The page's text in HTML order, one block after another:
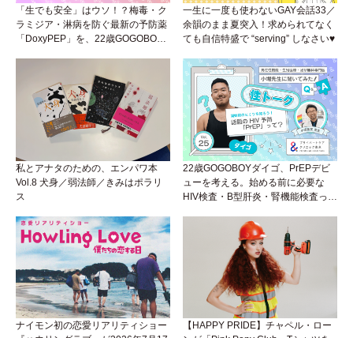
「生でも安全」はウソ！？梅毒・ク
ラミジア・淋病を防ぐ最新の予防薬
「DoxyPEP」を、22歳GOGOBOY
（Vol.26）
一生に一度も使わないGAY会話33／
余韻のまま夏突入！求められてなく
ても自信特盛で “serving” しなさい♥
私とアナタのための、エンパワ本
Vol.8 犬身／弱法師／きみはポラリ
ス
22歳GOGOBOYダイゴ、PrEPデビ
ューを考える。始める前に必要な
HIV検査・B型肝炎・腎機能検査っ
性トーク～聞きにくいことは小堀先
生に聞けばイイ！（Vol.25）
ナイモン初の恋愛リアリティショー
【HAPPY PRIDE】チャペル・ロー